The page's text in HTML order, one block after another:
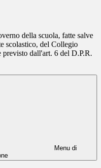
della scuola, fatte salve
scolastico, del Collegio
dall'art. 6 del D.P.R.
Menu di